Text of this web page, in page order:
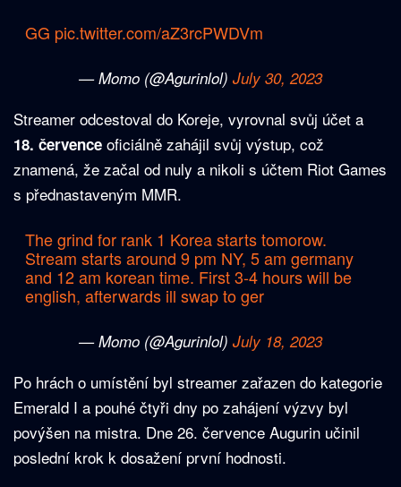
GG pic.twitter.com/aZ3rcPWDVm
— Momo (@Agurinlol) July 30, 2023
Streamer odcestoval do Koreje, vyrovnal svůj účet a
18. července oficiálně zahájil svůj výstup, což
znamená, že začal od nuly a nikoli s účtem Riot Games
s přednastaveným MMR.
The grind for rank 1 Korea starts tomorow.
Stream starts around 9 pm NY, 5 am germany
and 12 am korean time. First 3-4 hours will be
english, afterwards ill swap to ger
— Momo (@Agurinlol) July 18, 2023
Po hrách o umístění byl streamer zařazen do kategorie
Emerald I a pouhé čtyři dny po zahájení výzvy byl
povýšen na mistra. Dne 26. července Augurin učinil
poslední krok k dosažení první hodnosti.